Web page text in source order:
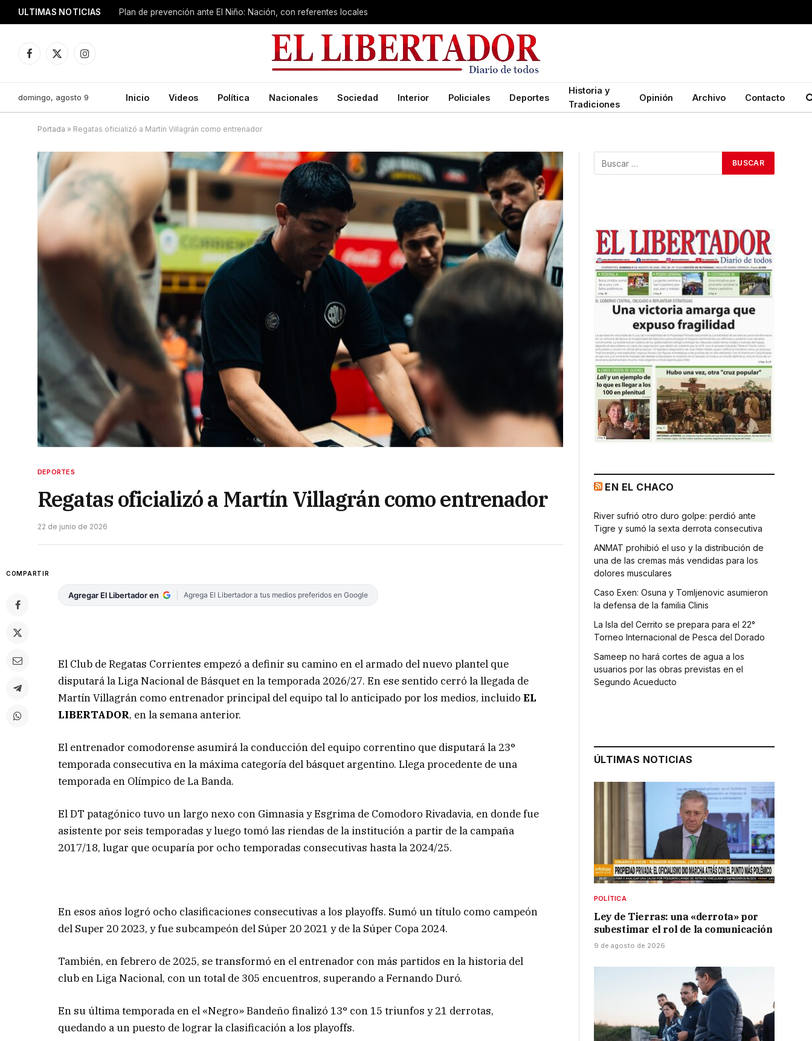
ULTIMAS NOTICIAS Plan de prevención ante El Niño: Nación, con referentes locales
Facebook
X
Instagram
domingo, agosto 9 Inicio Videos Política Nacionales Sociedad Interior Policiales Deportes
Historia y
Tradiciones
Opinión Archivo Contacto
Portada » Regatas oficializó a Martín Villagrán como entrenador
DEPORTES
Regatas oficializó a Martín Villagrán como entrenador
22 de junio de 2026
COMPARTIR
Agregar El Libertador en Agrega El Libertador a tus medios preferidos en Google
El Club de Regatas Corrientes empezó a definir su camino en el armado del nuevo plantel que
disputará la Liga Nacional de Básquet en la temporada 2026/27. En ese sentido cerró la llegada de
Martín Villagrán como entrenador principal del equipo tal lo anticipado por los medios, incluidoEL
LIBERTADOR, en la semana anterior.
El entrenador comodorense asumirá la conducción del equipo correntino que disputará la 23°
temporada consecutiva en la máxima categoría del básquet argentino. Llega procedente de una
temporada en Olímpico de La Banda.
El DT patagónico tuvo un largo nexo con Gimnasia y Esgrima de Comodoro Rivadavia, en donde fue
asistente por seis temporadas y luego tomó las riendas de la institución a partir de la campaña
2017/18, lugar que ocuparía por ocho temporadas consecutivas hasta la 2024/25.
En esos años logró ocho clasificaciones consecutivas a los playoffs. Sumó un título como campeón
del Super 20 2023, y fue subcampeón del Súper 20 2021 y de la Súper Copa 2024.
También, en febrero de 2025, se transformó en el entrenador con más partidos en la historia del
club en Liga Nacional, con un total de 305 encuentros, superando a Fernando Duró.
En su última temporada en el «Negro» Bandeño finalizó 13° con 15 triunfos y 21 derrotas,
quedando a un puesto de lograr la clasificación a los playoffs.
EN EL CHACO
River sufrió otro duro golpe: perdió ante
Tigre y sumó la sexta derrota consecutiva
ANMAT prohibió el uso y la distribución de
una de las cremas más vendidas para los
dolores musculares
Caso Exen: Osuna y Tomljenovic asumieron
la defensa de la familia Clinis
La Isla del Cerrito se prepara para el 22°
Torneo Internacional de Pesca del Dorado
Sameep no hará cortes de agua a los
usuarios por las obras previstas en el
Segundo Acueducto
ÚLTIMAS NOTICIAS
POLÍTICA
Ley de Tierras: una «derrota» por
subestimar el rol de la comunicación
9 de agosto de 2026